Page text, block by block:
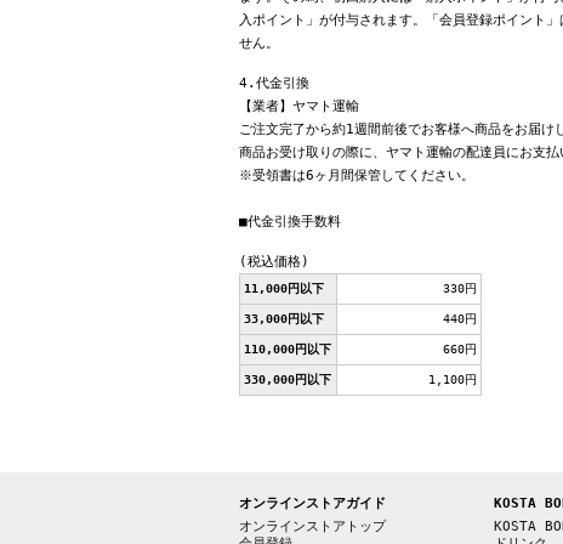
入ポイント」が付与されます。「会員登録ポイント
せん。
4.代金引換
【業者】ヤマト運輸
ご注文完了から約1週間前後でお客様へ商品をお届け
商品お受け取りの際に、ヤマト運輸の配達員にお支払
※受領書は6ヶ月間保管してください。
■代金引換手数料
(税込価格)
11,000円以下 330円
33,000円以下 440円
110,000円以下 660円
330,000円以下 1,100円
オンラインストアガイド
オンラインストアトップ
KOSTA
KOSTA